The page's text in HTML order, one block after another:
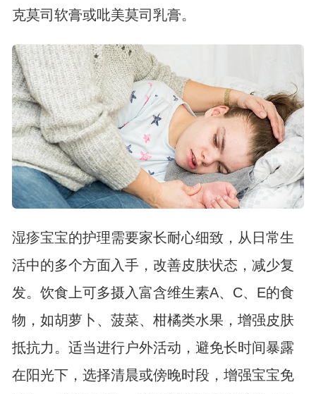
克莫司软膏或吡美莫司乳膏。
湿疹宝宝的护理需要家长耐心细致，从日常生
活中的多个方面入手，改善皮肤状态，减少复
发。饮食上可多摄入富含维生素A、C、E的食
物，如胡萝卜、菠菜、柑橘类水果，增强皮肤
抵抗力。适当进行户外活动，避免长时间暴露
在阳光下，选择清晨或傍晚时段，增强宝宝免